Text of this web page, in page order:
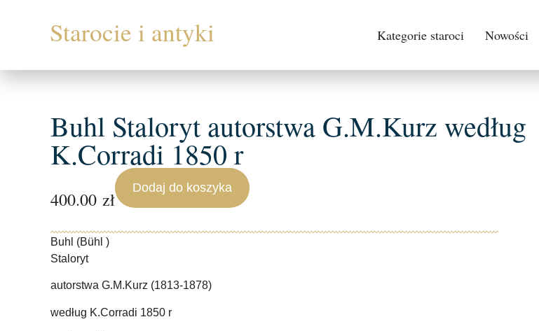
Kategorie staroci Nowości
Buhl Staloryt autorstwa G.M.Kurz według
K.Corradi 1850 r
400.00 zł
Dodaj do koszyka
Buhl (Bühl )
Staloryt
autorstwa G.M.Kurz (1813-1878)
według K.Corradi 1850 r